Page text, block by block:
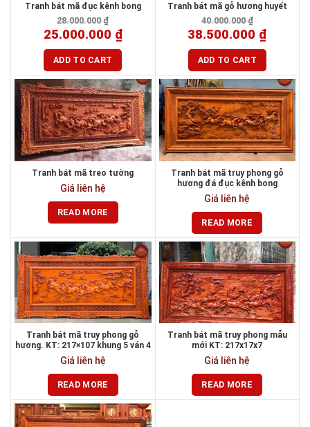
Tranh bát mã đục kênh bong
28.000.000₫
25.000.000 ₫
ADD TO CART
Tranh bát mã gỗ hương huyết
40.000.000₫
38.500.000 ₫
ADD TO CART
Tranh bát mã treo tường
Giá liên hệ
READ MORE
Tranh bát mã truy phong gỗ
hương đá đục kênh bong
Giá liên hệ
READ MORE
Tranh bát mã truy phong gỗ
hương. KT: 217×107 khung 5 ván 4
Giá liên hệ
READ MORE
Tranh bát mã truy phong mẫu
mới KT: 217x17x7
Giá liên hệ
READ MORE